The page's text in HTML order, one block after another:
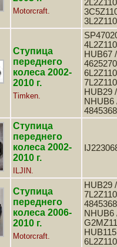
Motorcraft.
Ступица
переднего
колеса 2002-
2010 г.
Timken.
HUB67 /
HUB29 /
NHUB6
4845368
Ступица
переднего
колеса 2002-
2010 г.
ILJIN.
Ступица
переднего
колеса 2006-
2010 г.
Motorcraft.
HUB29 /
NHUB6